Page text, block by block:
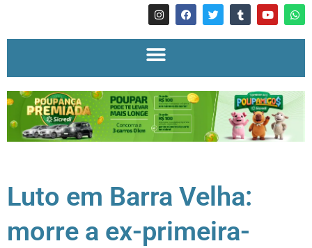
Luto em Barra Velha:
morre a ex-primeira-